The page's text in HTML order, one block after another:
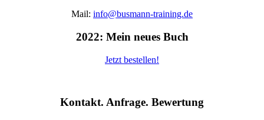
Mail: info@busmann-training.de
2022: Mein neues Buch
Jetzt bestellen!
Kontakt. Anfrage. Bewertung